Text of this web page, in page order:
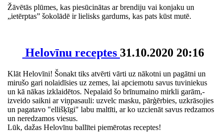
Žāvētās plūmes, kas piesūcinātas ar brendiju vai konjaku un
„ietērptas” šokolādē ir lielisks gardums, kas pats kūst mutē.
Helovīnu receptes 31.10.2020 20:16
Klāt Helovīni! Šonakt tiks atvērti vārti uz nākotni un pagātni un
mirušo gari nolaidīsies uz zemes, lai apciemotu savus tuviniekus
un kā nākas izklaidētos. Nepalaid šo brīnumaino mirkli garām,-
izveido saikni ar viņpasauli: uzvelc masku, pārģērbies, uzkrāsojies
un pagatavo "ellišķīgi" labu maltīti, ar ko uzcienāt savus redzamos
un neredzamos viesus.
Lūk, dažas Helovīnu ballītei piemērotas receptes!